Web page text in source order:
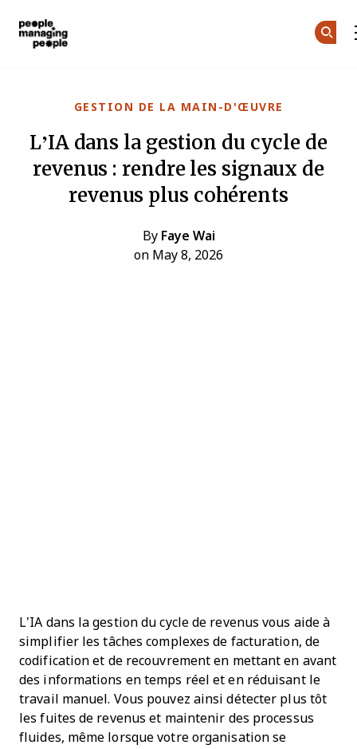
GESTION DE LA MAIN-D'ŒUVRE
L’IA dans la gestion du cycle de
revenus : rendre les signaux de
revenus plus cohérents
By Faye Wai
on May 8, 2026
L’IA dans la gestion du cycle de revenus vous aide à
simplifier les tâches complexes de facturation, de
codification et de recouvrement en mettant en avant
des informations en temps réel et en réduisant le
travail manuel. Vous pouvez ainsi détecter plus tôt
les fuites de revenus et maintenir des processus
fluides, même lorsque votre organisation se